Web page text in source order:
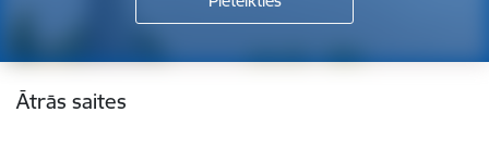
Kājene
Ātrās saites